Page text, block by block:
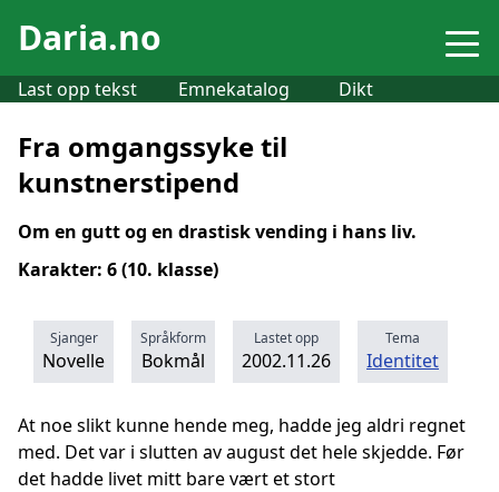
Daria.no
Last opp tekst Emnekatalog Dikt
Fra omgangssyke til
kunstnerstipend
Om en gutt og en drastisk vending i hans liv.
Karakter: 6 (10. klasse)
Sjanger
Novelle
Språkform
Bokmål
Lastet opp
2002.11.26
Tema
Identitet
At noe slikt kunne hende meg, hadde jeg aldri regnet
med. Det var i slutten av august det hele skjedde. Før
det hadde livet mitt bare vært et stort